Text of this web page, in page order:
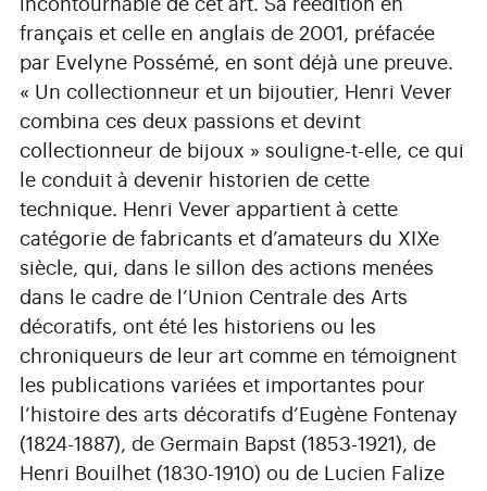
incontournable de cet art. Sa réédition en
français et celle en anglais de 2001, préfacée
par Evelyne Possémé, en sont déjà une preuve.
« Un collectionneur et un bijoutier, Henri Vever
combina ces deux passions et devint
collectionneur de bijoux » souligne-t-elle, ce qui
le conduit à devenir historien de cette
technique. Henri Vever appartient à cette
catégorie de fabricants et d’amateurs du XIXe
siècle, qui, dans le sillon des actions menées
dans le cadre de l’Union Centrale des Arts
décoratifs, ont été les historiens ou les
chroniqueurs de leur art comme en témoignent
les publications variées et importantes pour
l’histoire des arts décoratifs d’Eugène Fontenay
(1824-1887), de Germain Bapst (1853-1921), de
Henri Bouilhet (1830-1910) ou de Lucien Falize